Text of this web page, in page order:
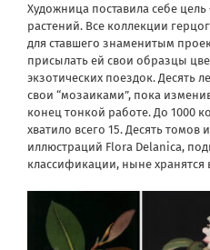
Художница поставила себе цель
растений. Все коллекции
для ставшего знаменитым
присылать ей свои образцы
экзотических поездок. Десять
свои “мозаиками”, пока
конец тонкой работе. До 1000
хватило всего 15. Десять
иллюстраций Flora Delanica,
классификации, ныне хранятся